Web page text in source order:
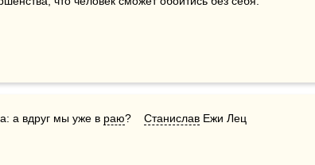
а вдруг мы уже в раю? Станислав Ежи Лец